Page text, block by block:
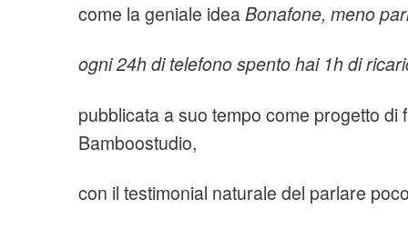
come la geniale ideaBonafone, meno
ogni 24h di telefono spento hai 1h di
pubblicata a suo tempo come progetto
Bamboostudio,
con il testimonial naturale del parlare